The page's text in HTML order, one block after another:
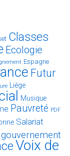
Classes
Ecologie
Espagne
Futur
Liège
Musique
Pauvreté PDF
Salariat
Voix de